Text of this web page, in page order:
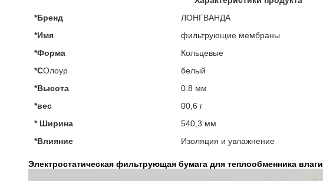
*Бренд
ЛОНГВАНДА
*Имя
фильтрующие мембраны
*Форма
Кольцевые
*СОлоур
белый
*Высота
0.8 мм
*вес
00,6 г
* Ширина
540,3 мм
*Влияние
Изоляция и увлажнение
Электростатическая фильтрующая бумага для теплообменника